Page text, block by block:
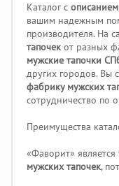
Каталог с
вашим надежным
производителя. На
тапочек от разных
мужские тапочки
других городов. Вы
фабрику мужских
сотрудничество по
Преимущества
«Фаворит»
мужских тапочек,